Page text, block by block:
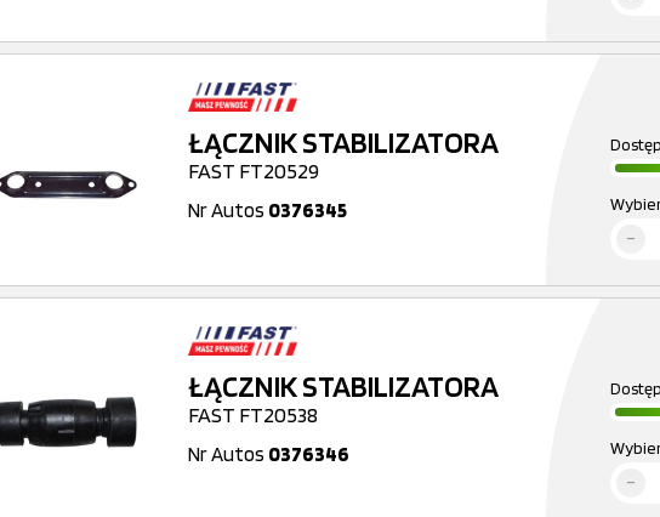
ŁĄCZNIK STABILIZATORA
FAST FT20529
Nr Autos 0376345
ŁĄCZNIK STABILIZATORA
FAST FT20538
Nr Autos 0376346